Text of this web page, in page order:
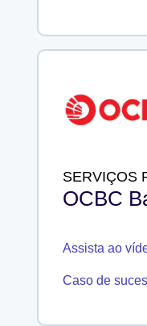
SERVIÇOS
OCBC
Assista ao
Caso de